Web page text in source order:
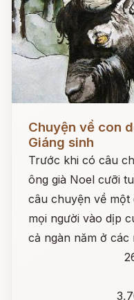
Chuyện về con
Giáng sinh
Trước khi có câu
ông già Noel cưỡi
câu chuyện về một
mọi người vào dịp
cả ngàn năm ở các